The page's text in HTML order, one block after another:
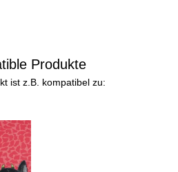
Produkte
ist z.B. kompatibel zu: